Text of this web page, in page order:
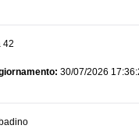
42
30/07/2026